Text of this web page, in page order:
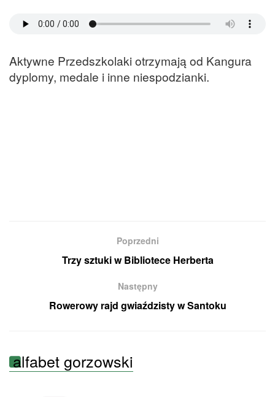
Aktywne Przedszkolaki otrzymają od Kangura
dyplomy, medale i inne niespodzianki.
Poprzedni
Trzy sztuki w Bibliotece Herberta
Następny
Rowerowy rajd gwiaździsty w Santoku
alfabet gorzowski